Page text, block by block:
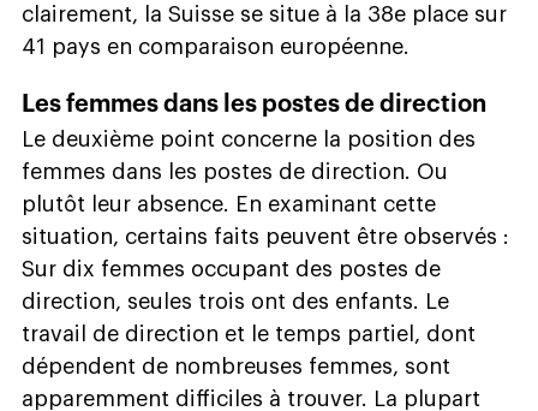
clairement, la Suisse se situe à la 38e place sur
41 pays en comparaison européenne.
Les femmes dans les postes de direction
Le deuxième point concerne la position des
femmes dans les postes de direction. Ou
plutôt leur absence. En examinant cette
situation, certains faits peuvent être observés :
Sur dix femmes occupant des postes de
direction, seules trois ont des enfants. Le
travail de direction et le temps partiel, dont
dépendent de nombreuses femmes, sont
apparemment difficiles à trouver. La plupart